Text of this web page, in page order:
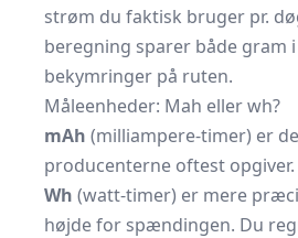
strøm du faktisk bruger pr.
beregning sparer både gram
bekymringer på ruten.
Måleenheder: Mah eller wh?
mAh (milliampere-timer) er
producenterne oftest opgiver.
Wh (watt-timer) er mere
højde for spændingen. Du